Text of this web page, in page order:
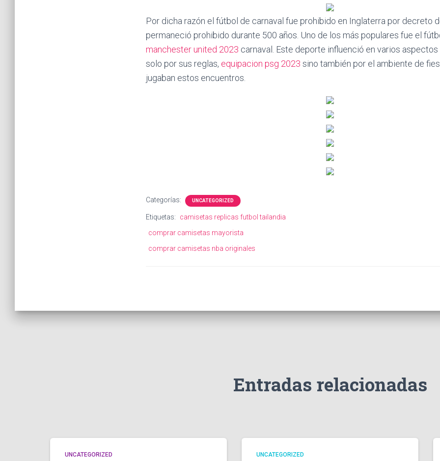
Por dicha razón el fútbol de carnaval fue prohibido en Inglaterra por decreto
permaneció prohibido durante 500 años. Uno de los más populares fue el
manchester united 2023 carnaval. Este deporte influenció en varios
solo por sus reglas, equipacion psg 2023 sino también por el ambiente de
jugaban estos encuentros.
Categorías: UNCATEGORIZED
Etiquetas:
camisetas replicas futbol tailandia
comprar camisetas mayorista
comprar camisetas nba originales
Entradas relacionadas
UNCATEGORIZED UNCATEGORIZED